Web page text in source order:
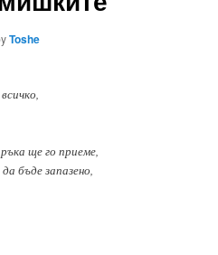
Toshe
ще го приеме,
бъде запазено,